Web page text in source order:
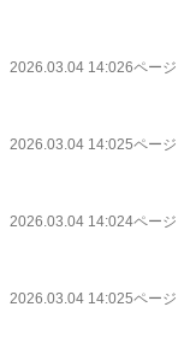
2026.03.04 14:026ページ
2026.03.04 14:025ページ
2026.03.04 14:024ページ
2026.03.04 14:025ページ